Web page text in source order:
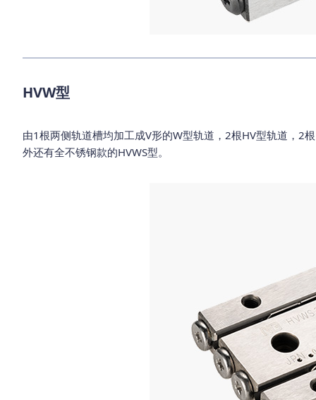
HVW型
由1根两侧轨道槽均加工成V形的W型轨道，2根HV型轨道，2
外还有全不锈钢款的HVWS型。